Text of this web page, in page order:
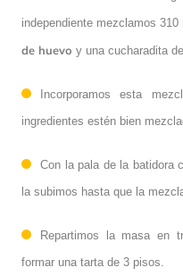
independiente mezclamos 310
de huevo y una cucharadita de
Incorporamos esta
ingredientes estén bien
Con la pala de la batidora
la subimos hasta que la
Repartimos la masa en
formar una tarta de 3 pisos.